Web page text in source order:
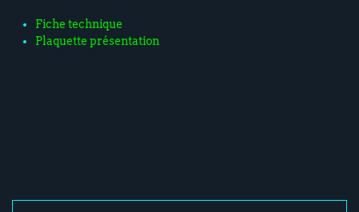
Fiche technique
Plaquette présentation